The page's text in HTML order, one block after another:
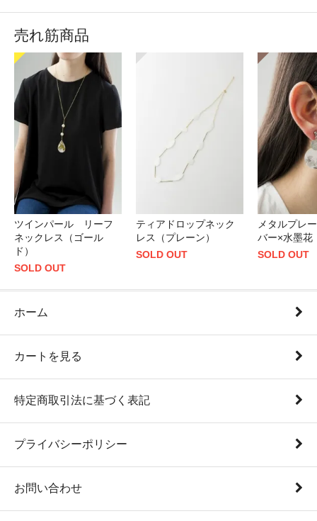
売れ筋商品
ツインパール リーフ
ネックレス（ゴール
ド）
SOLD OUT
ティアドロップネック
レス（プレーン）
SOLD OUT
メタルプレ
バー×水墨花
SOLD OUT
ホーム
カートを見る
特定商取引法に基づく表記
プライバシーポリシー
お問い合わせ